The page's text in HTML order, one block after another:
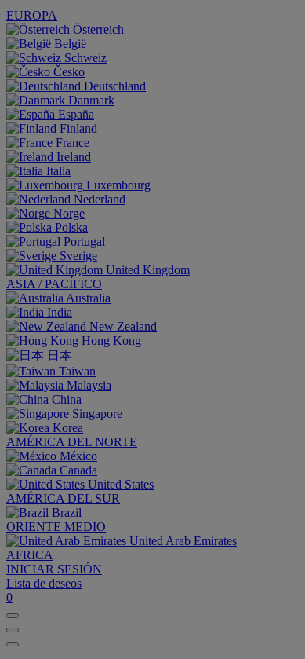
EUROPA
Österreich
België
Schweiz
Česko
Deutschland
Danmark
España
Finland
France
Ireland
Italia
Luxembourg
Nederland
Norge
Polska
Portugal
Sverige
United Kingdom
ASIA / PACÍFICO
Australia
India
New Zealand
Hong Kong
日本
Taiwan
Malaysia
China
Singapore
Korea
AMÉRICA DEL NORTE
México
Canada
United States
AMÉRICA DEL SUR
Brazil
ORIENTE MEDIO
United Arab Emirates
AFRICA
INICIAR SESIÓN
Lista de deseos
0